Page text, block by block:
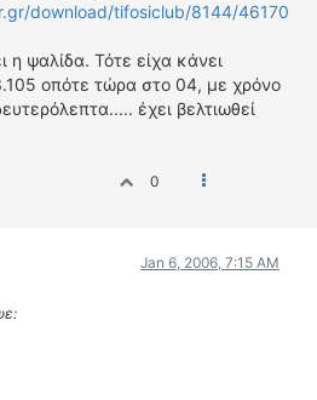
download/tifosiclub/8144/46170
η ψαλίδα. Τότε είχα κάνει
οπότε τώρα στο 04, με χρόνο
έχει βελτιωθεί
0
Jan 6, 2006, 7:15 AM